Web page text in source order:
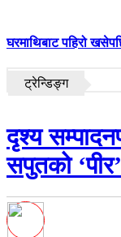
घरमाथिबाट पहिरो
ट्रेन्डिङ्ग
दृश्य
सपुतको